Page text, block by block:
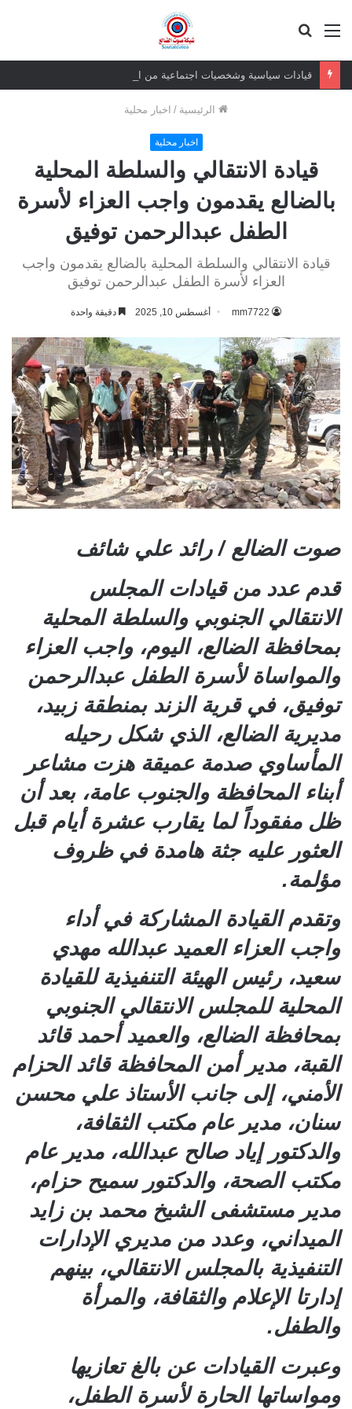
القائمة
الرئيسية / اخبار محلية
اخبار محلية
قيادة الانتقالي والسلطة المحلية
بالضالع يقدمون واجب العزاء لأسرة
الطفل عبدالرحمن توفيق
قيادة الانتقالي والسلطة المحلية بالضالع يقدمون واجب
العزاء لأسرة الطفل عبدالرحمن توفيق
mm7722 أغسطس 10, 2025 دقيقة واحدة
صوت الضالع / رائد علي شائف
قدم عدد من قيادات المجلس
الانتقالي الجنوبي والسلطة المحلية
بمحافظة الضالع، اليوم، واجب العزاء
والمواساة لأسرة الطفل عبدالرحمن
توفيق، في قرية الزند بمنطقة زبيد،
مديرية الضالع، الذي شكل رحيله
المأساوي صدمة عميقة هزت مشاعر
أبناء المحافظة والجنوب عامة، بعد أن
ظل مفقوداً لما يقارب عشرة أيام قبل
العثور عليه جثة هامدة في ظروف
مؤلمة.
وتقدم القيادة المشاركة في أداء
واجب العزاء العميد عبدالله مهدي
سعيد، رئيس الهيئة التنفيذية للقيادة
المحلية للمجلس الانتقالي الجنوبي
بمحافظة الضالع، والعميد أحمد قائد
القبة، مدير أمن المحافظة قائد الحزام
الأمني، إلى جانب الأستاذ علي محسن
سنان، مدير عام مكتب الثقافة،
والدكتور إياد صالح عبدالله، مدير عام
مكتب الصحة، والدكتور سميح حزام،
مدير مستشفى الشيخ محمد بن زايد
الميداني، وعدد من مديري الإدارات
التنفيذية بالمجلس الانتقالي، بينهم
إدارتا الإعلام والثقافة، والمرأة
والطفل.
وعبرت القيادات عن بالغ تعازيها
ومواساتها الحارة لأسرة الطفل،